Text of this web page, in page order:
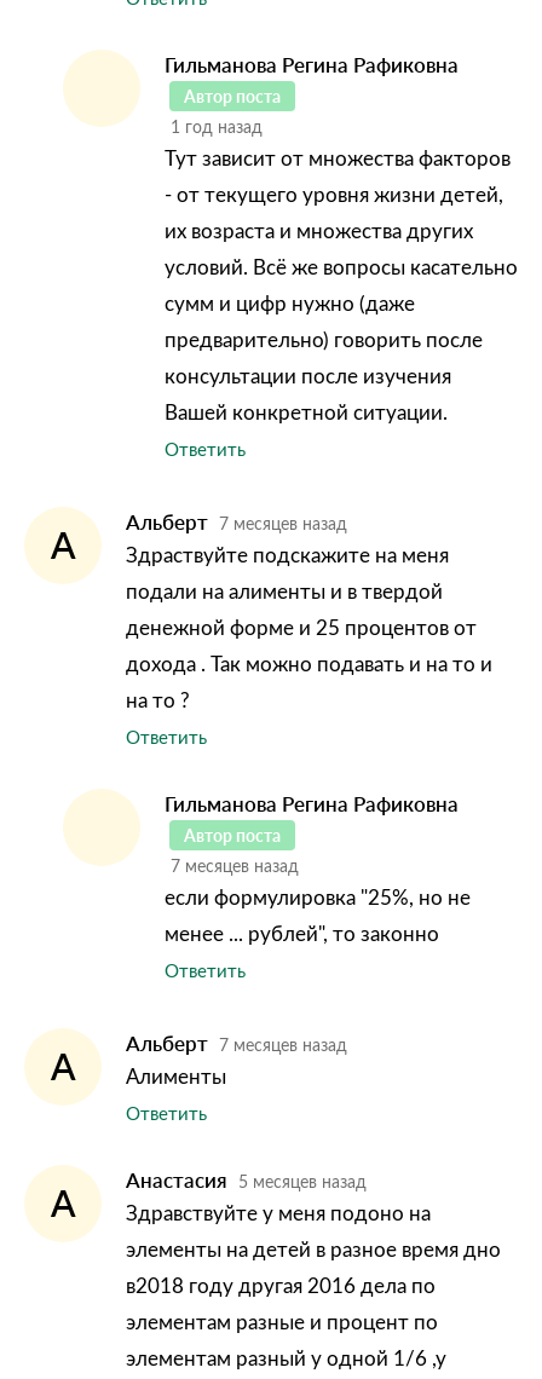
Гильманова Регина Рафиковна
Автор поста
1 год назад
Тут зависит от множества факторов
- от текущего уровня жизни детей,
их возраста и множества других
условий. Всё же вопросы касательно
сумм и цифр нужно (даже
предварительно) говорить после
консультации после изучения
Вашей конкретной ситуации.
Ответить
А
Альберт 7 месяцев назад
Здраствуйте подскажите на меня
подали на алименты и в твердой
денежной форме и 25 процентов от
дохода . Так можно подавать и на то и
на то ?
Ответить
Гильманова Регина Рафиковна
Автор поста
7 месяцев назад
если формулировка "25%, но не
менее ... рублей", то законно
Ответить
А
Альберт 7 месяцев назад
Алименты
Ответить
А
Анастасия 5 месяцев назад
Здравствуйте у меня подоно на
элементы на детей в разное время дно
в2018 году другая 2016 дела по
элементам разные и процент по
элементам разный у одной 1/6 ,у